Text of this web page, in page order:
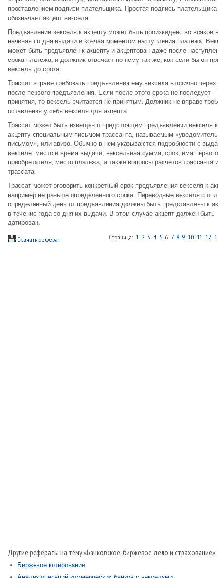
проставлением подписи плательщика. Простая подпись плательщика
обозначает акцепт векселя.
Предъявление векселя к акцепту может быть произведено во всякое
начиная со дня выдачи и кончая моментом наступления платежа.
может быть предъявлен к акцепту и акцептован даже после
срока платежа, и должник отвечает по нему так же, как если бы он
вексель до срока.
Трассат вправе требовать предъявления ему векселя вторично через
после первого предъявления. Если после этого срока не последует
принятия, то вексель считается не принятым. Должник не вправе
оставления у себя векселя для акцепта.
Трассат может быть извещен о предстоящем предъявлении векселя к
акцепту специальным письмом трассанта, называемым
письмом», или авизо. Обычно в нем указываются подробности о
векселе: место и время выдачи, вексельная сумма, срок, имя первого
приобретателя, место платежа, а также вопросы расчетов трассанта и
трассата.
Трассат может оговорить конкретный срок предъявления векселя к
например не раньше определенного срока. Переводные векселя с
определенный день от предъявления должны быть представлены к
в течение года со дня их выдачи. В этом случае акцепт должен быть
датирован.
Скачать реферат Страница: 1 2 3 4 5 6 7 8 9 10 11 12
Другие рефераты на тему «Банковское, биржевое дело и страхование»:
Биржевое котирование